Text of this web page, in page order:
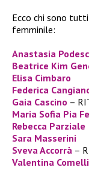
Ecco chi sono
femminile:
Anastasia
Beatrice Kim
Elisa Cimbaro
Federica
Gaia Cascino –
Maria Sofia Pia
Rebecca Parziale
Sara Masserini
Sveva Accorrà –
Valentina Comelli